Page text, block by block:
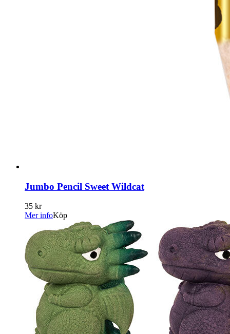
Jumbo Pencil Sweet Wildcat
35 kr
Mer infoKöp